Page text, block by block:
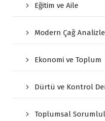
Eğitim ve Aile
Modern Çağ
Ekonomi ve Toplum
Dürtü ve Kontrol
Toplumsal